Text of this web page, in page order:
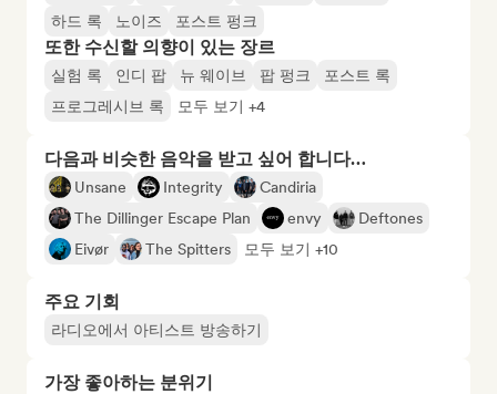
하드 록
노이즈 포스트 펑크
또한 수신할 의향이 있는 장르
실험 록 인디 팝 뉴 웨이브 팝 펑크
포스트 록
프로그레시브 록
모두 보기 +4
다음과 비슷한 음악을 받고 싶어 합니다…
Unsane Integrity
Candiria
The Dillinger Escape Plan
envy
Deftones
Eivør
The Spitters 모두 보기 +10
주요 기회
라디오에서 아티스트 방송하기
가장 좋아하는 분위기